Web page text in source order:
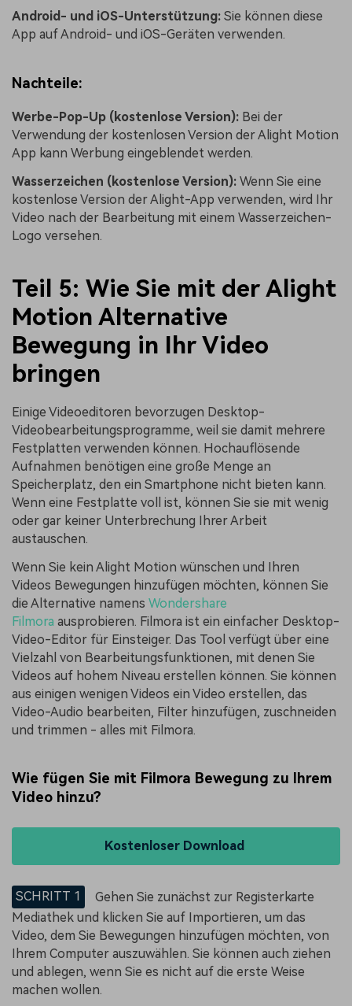
Android- und iOS-Unterstützung: Sie können diese
App auf Android- und iOS-Geräten verwenden.
Nachteile:
Werbe-Pop-Up (kostenlose Version): Bei der
Verwendung der kostenlosen Version der Alight Motion
App kann Werbung eingeblendet werden.
Wasserzeichen (kostenlose Version): Wenn Sie eine
kostenlose Version der Alight-App verwenden, wird Ihr
Video nach der Bearbeitung mit einem Wasserzeichen-
Logo versehen.
Teil 5: Wie Sie mit der Alight
Motion Alternative
Bewegung in Ihr Video
bringen
Einige Videoeditoren bevorzugen Desktop-
Videobearbeitungsprogramme, weil sie damit mehrere
Festplatten verwenden können. Hochauflösende
Aufnahmen benötigen eine große Menge an
Speicherplatz, den ein Smartphone nicht bieten kann.
Wenn eine Festplatte voll ist, können Sie sie mit wenig
oder gar keiner Unterbrechung Ihrer Arbeit
austauschen.
Wenn Sie kein Alight Motion wünschen und Ihren
Videos Bewegungen hinzufügen möchten, können Sie
die Alternative namens Wondershare
Filmora ausprobieren. Filmora ist ein einfacher Desktop-
Video-Editor für Einsteiger. Das Tool verfügt über eine
Vielzahl von Bearbeitungsfunktionen, mit denen Sie
Videos auf hohem Niveau erstellen können. Sie können
aus einigen wenigen Videos ein Video erstellen, das
Video-Audio bearbeiten, Filter hinzufügen, zuschneiden
und trimmen - alles mit Filmora.
Wie fügen Sie mit Filmora Bewegung zu Ihrem
Video hinzu?
Kostenloser Download
SCHRITT 1
Gehen Sie zunächst zur Registerkarte
Mediathek und klicken Sie auf Importieren, um das
Video, dem Sie Bewegungen hinzufügen möchten, von
Ihrem Computer auszuwählen. Sie können auch ziehen
und ablegen, wenn Sie es nicht auf die erste Weise
machen wollen.